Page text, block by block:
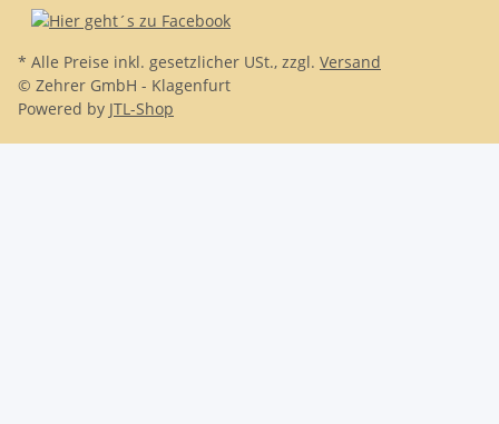
* Alle Preise inkl. gesetzlicher USt., zzgl. Versand
© Zehrer GmbH - Klagenfurt
Powered by JTL-Shop